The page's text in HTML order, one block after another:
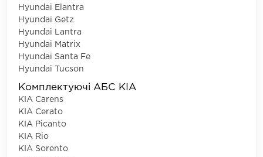
Hyundai Elantra
Hyundai Getz
Hyundai Lantra
Hyundai Matrix
Hyundai Santa Fe
Hyundai Tucson
Комплектуючі АБС KIA
KIA Carens
KIA Cerato
KIA Picanto
KIA Rio
KIA Sorento